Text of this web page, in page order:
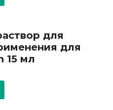
для
для
15 мл